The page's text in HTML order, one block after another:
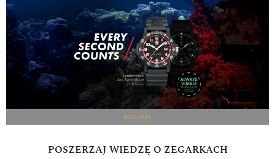
REKLAMA
POSZERZAJ WIEDZĘ O ZEGARKACH